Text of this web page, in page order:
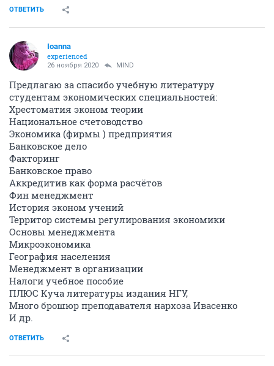
ОТВЕТИТЬ
Ioanna
experienced
26 ноября 2020 MIND
Предлагаю за спасибо учебную литературу
студентам экономических специальностей:
Хрестоматия эконом теории
Национальное счетоводство
Экономика (фирмы ) предприятия
Банковское дело
Факторинг
Банковское право
Аккредитив как форма расчётов
Фин менеджмент
История эконом учений
Территор системы регулирования экономики
Основы менеджмента
Микроэкономика
География населения
Менеджмент в организации
Налоги учебное пособие
ПЛЮС Куча литературы издания НГУ,
Много брошюр преподавателя нархоза Ивасенко
И др.
ОТВЕТИТЬ